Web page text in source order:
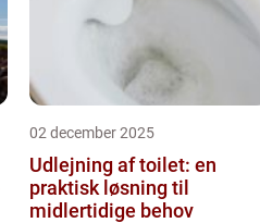
02 december 2025
Udlejning af toilet: en
praktisk løsning til
midlertidige behov